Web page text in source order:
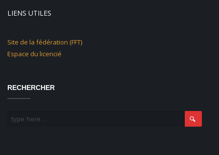
LIENS UTILES
Site de la fédération (FFT)
Espace du licencié
RECHERCHER